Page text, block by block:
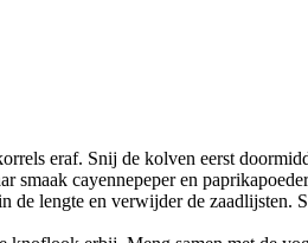
eraf. Snij de kolven eerst
smaak cayennepeper en
lengte en verwijder de